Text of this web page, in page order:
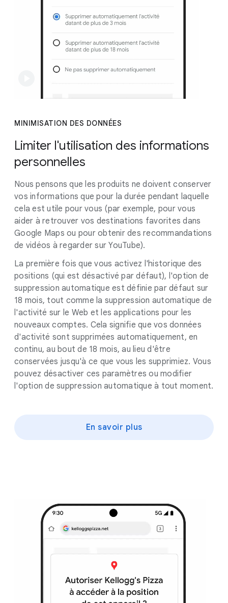
MINIMISATION DES DONNÉES
Limiter l'utilisation des informations
personnelles
Nous pensons que les produits ne doivent conserver
vos informations que pour la durée pendant laquelle
cela est utile pour vous (par exemple, pour vous
aider à retrouver vos destinations favorites dans
Google Maps ou pour obtenir des recommandations
de vidéos à regarder sur YouTube).
La première fois que vous activez l'historique des
positions (qui est désactivé par défaut), l'option de
suppression automatique est définie par défaut sur
18 mois, tout comme la suppression automatique de
l'activité sur le Web et les applications pour les
nouveaux comptes. Cela signifie que vos données
d'activité sont supprimées automatiquement, en
continu, au bout de 18 mois, au lieu d'être
conservées jusqu'à ce que vous les supprimiez. Vous
pouvez désactiver ces paramètres ou modifier
l'option de suppression automatique à tout moment.
En savoir plus